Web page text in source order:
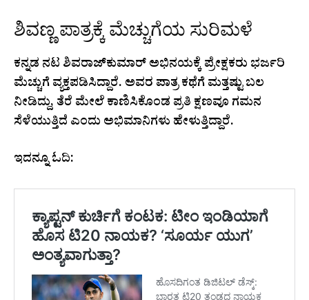
ಶಿವಣ್ಣ ಪಾತ್ರಕ್ಕೆ ಮೆಚ್ಚುಗೆಯ ಸುರಿಮಳೆ
ಕನ್ನಡ ನಟ ಶಿವರಾಜ್‌ಕುಮಾರ್ ಅಭಿನಯಕ್ಕೆ ಪ್ರೇಕ್ಷಕರು ಭರ್ಜರಿ
ಮೆಚ್ಚುಗೆ ವ್ಯಕ್ತಪಡಿಸಿದ್ದಾರೆ. ಅವರ ಪಾತ್ರ ಕಥೆಗೆ ಮತ್ತಷ್ಟು ಬಲ
ನೀಡಿದ್ದು, ತೆರೆ ಮೇಲೆ ಕಾಣಿಸಿಕೊಂಡ ಪ್ರತಿ ಕ್ಷಣವೂ ಗಮನ
ಸೆಳೆಯುತ್ತಿದೆ ಎಂದು ಅಭಿಮಾನಿಗಳು ಹೇಳುತ್ತಿದ್ದಾರೆ.
ಇದನ್ನೂ ಓದಿ: